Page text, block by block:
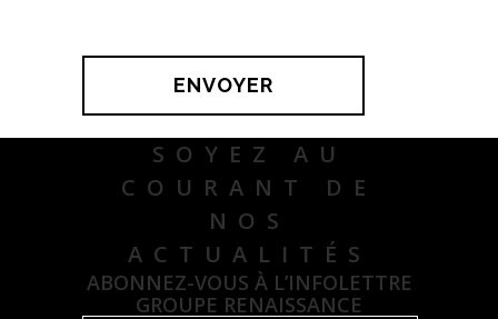
SOYEZ AU
COURANT DE
NOS
ACTUALITÉS
ABONNEZ-VOUS À L’INFOLETTRE
GROUPE RENAISSANCE